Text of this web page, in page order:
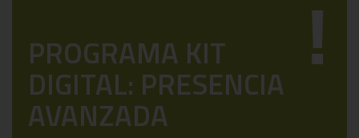
!
PROGRAMA KIT
DIGITAL: PRESENCIA
AVANZADA